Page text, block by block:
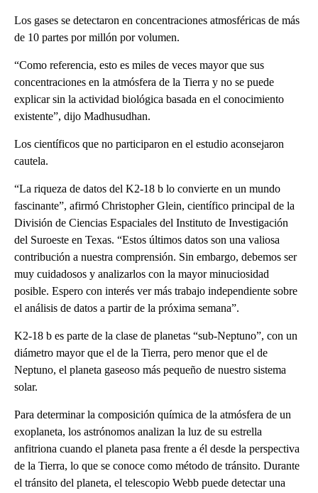
Los gases se detectaron en concentraciones atmosféricas de más
de 10 partes por millón por volumen.
“Como referencia, esto es miles de veces mayor que sus
concentraciones en la atmósfera de la Tierra y no se puede
explicar sin la actividad biológica basada en el conocimiento
existente”, dijo Madhusudhan.
Los científicos que no participaron en el estudio aconsejaron
cautela.
“La riqueza de datos del K2-18 b lo convierte en un mundo
fascinante”, afirmó Christopher Glein, científico principal de la
División de Ciencias Espaciales del Instituto de Investigación
del Suroeste en Texas. “Estos últimos datos son una valiosa
contribución a nuestra comprensión. Sin embargo, debemos ser
muy cuidadosos y analizarlos con la mayor minuciosidad
posible. Espero con interés ver más trabajo independiente sobre
el análisis de datos a partir de la próxima semana”.
K2-18 b es parte de la clase de planetas “sub-Neptuno”, con un
diámetro mayor que el de la Tierra, pero menor que el de
Neptuno, el planeta gaseoso más pequeño de nuestro sistema
solar.
Para determinar la composición química de la atmósfera de un
exoplaneta, los astrónomos analizan la luz de su estrella
anfitriona cuando el planeta pasa frente a él desde la perspectiva
de la Tierra, lo que se conoce como método de tránsito. Durante
el tránsito del planeta, el telescopio Webb puede detectar una